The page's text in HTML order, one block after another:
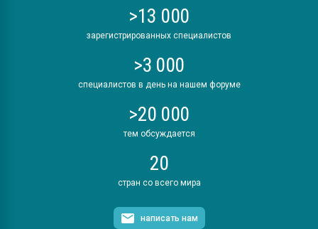
>13 000
зарегистрированных специалистов
>3 000
специалистов в день на нашем форуме
>20 000
тем обсуждается
20
стран со всего мира
написать нам